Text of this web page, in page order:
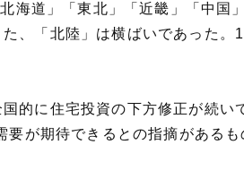
道」「東北」「近畿」「中国
、「北陸」は横ばいであった
的に住宅投資の下方修正が続い
が期待できるとの指摘がある